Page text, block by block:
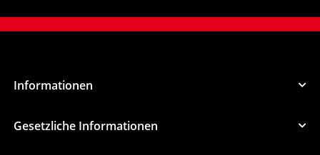
Informationen
Gesetzliche Informationen